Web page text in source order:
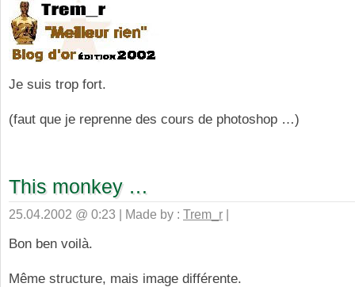
Je suis trop fort.
(faut que je reprenne des cours de photoshop …)
This monkey …
25.04.2002 @ 0:23 | Made by : Trem_r |
Bon ben voilà.
Même structure, mais image différente.